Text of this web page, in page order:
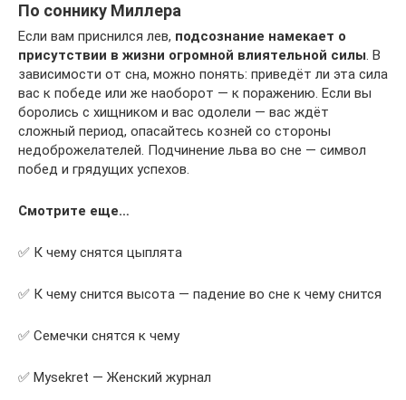
По соннику Миллера
Если вам приснился лев, подсознание намекает о
присутствии в жизни огромной влиятельной силы. В
зависимости от сна, можно понять: приведёт ли эта сила
вас к победе или же наоборот — к поражению. Если вы
боролись с хищником и вас одолели — вас ждёт
сложный период, опасайтесь козней со стороны
недоброжелателей. Подчинение льва во сне — символ
побед и грядущих успехов.
Смотрите еще…
✅ К чему снятся цыплята
✅ К чему снится высота — падение во сне к чему снится
✅ Семечки снятся к чему
✅ Mysekret — Женский журнал